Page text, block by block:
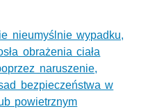
nieumyślnie wypadku,
obrażenia ciała
naruszenie,
bezpieczeństwa w
powietrznym